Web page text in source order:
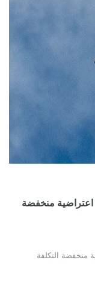
اعتراضية منخفضة
منخفضة التكلفة